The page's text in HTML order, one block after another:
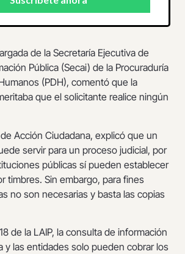
de la Secretaría Ejecutiva de
Pública (Secai) de la Procuraduría
(PDH), comentó que la
que el solicitante realice ningún
Acción Ciudadana, explicó que un
servir para un proceso judicial, por
públicas sí pueden establecer
timbres. Sin embargo, para fines
no son necesarias y basta las copias
de la LAIP, la consulta de información
y las entidades solo pueden cobrar los